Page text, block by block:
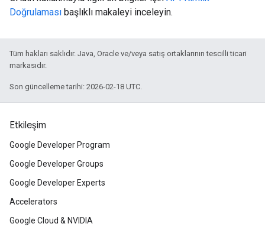
Doğrulaması başlıklı makaleyi inceleyin.
Tüm hakları saklıdır. Java, Oracle ve/veya satış ortaklarının tescilli ticari
markasıdır.
Son güncelleme tarihi: 2026-02-18 UTC.
Etkileşim
Google Developer Program
Google Developer Groups
Google Developer Experts
Accelerators
Google Cloud & NVIDIA